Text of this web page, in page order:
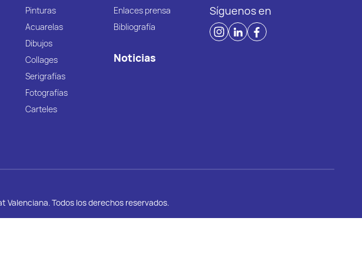
Pinturas
Acuarelas
Dibujos
Collages
Serigrafías
Fotografías
Carteles
Enlaces prensa
Bibliografía
Noticias
Síguenos en
Todos los derechos reservados.